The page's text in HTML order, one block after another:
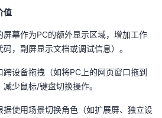
值
屏幕作为PC的额外显示区域，增加工作
，副屏显示文档或调试信息）。
跨设备拖拽（如将PC上的网页窗口拖到
少鼠标/键盘切换操作。
据使用场景切换角色（如扩展屏、独立设